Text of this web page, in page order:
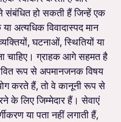
संबंधित हो सकती हैं जिन्हें एक
अत्यधिक विवादास्पद मान
घटनाओं, स्थितियों या
चाहिए। ग्राहक आगे सहमत है
रूप से अपमानजनक विषय
करते हैं, तो वे कानूनी रूप से
के लिए जिम्मेदार हैं। सेवाएं
या पता नहीं लगाती हैं,